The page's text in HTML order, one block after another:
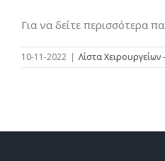
Για να δείτε περισσότερα
10-11-2022 | Λίστα Χειρουργείων